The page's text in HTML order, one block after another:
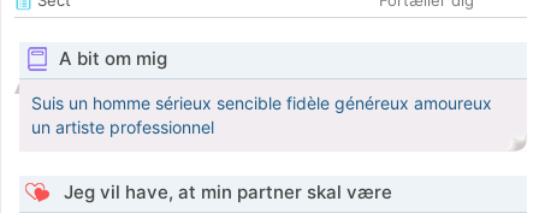
A bit om mig
Suis un homme sérieux sencible fidèle généreux amoureux
un artiste professionnel
Jeg vil have, at min partner skal være